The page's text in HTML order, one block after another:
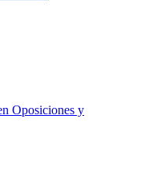
Oposiciones y